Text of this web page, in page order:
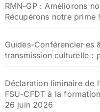
RMN-GP : Améliorons
Récupérons notre prime !
Guides-Conférencier·es
transmission culturelle :
Déclaration liminaire de
FSU-CFDT à la
26 juin 2026